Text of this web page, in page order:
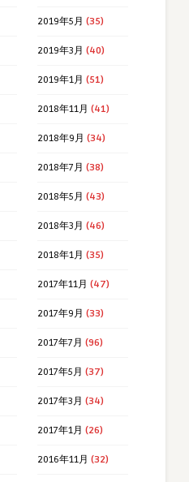
2019年5月 (35)
2019年3月 (40)
2019年1月 (51)
2018年11月 (41)
2018年9月 (34)
2018年7月 (38)
2018年5月 (43)
2018年3月 (46)
2018年1月 (35)
2017年11月 (47)
2017年9月 (33)
2017年7月 (96)
2017年5月 (37)
2017年3月 (34)
2017年1月 (26)
2016年11月 (32)